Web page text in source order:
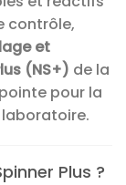
contrôle,
et
(NS+) de la
pour la
Plus ?